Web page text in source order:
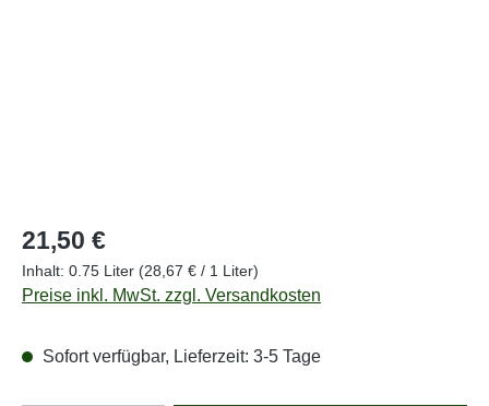
Regulärer Preis:
21,50 €
Inhalt: 0.75 Liter (28,67 € / 1 Liter)
Preise inkl. MwSt. zzgl. Versandkosten
Sofort verfügbar, Lieferzeit: 3-5 Tage